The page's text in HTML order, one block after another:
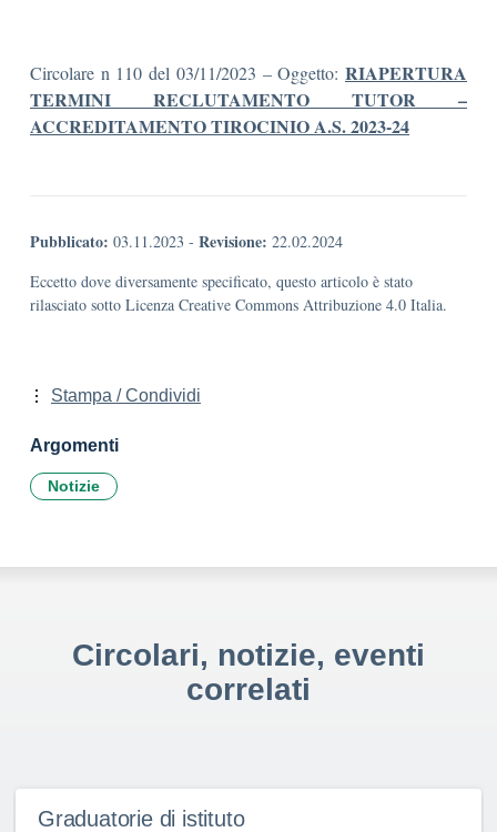
Circolare n 110 del 03/11/2023 – Oggetto: RIAPERTURA
TERMINI RECLUTAMENTO TUTOR –
ACCREDITAMENTO TIROCINIO A.S. 2023-24
Pubblicato: 03.11.2023 - Revisione: 22.02.2024
Eccetto dove diversamente specificato, questo articolo è stato
rilasciato sotto Licenza Creative Commons Attribuzione 4.0 Italia.
Stampa / Condividi
Argomenti
Notizie
Circolari, notizie, eventi
correlati
Graduatorie di istituto